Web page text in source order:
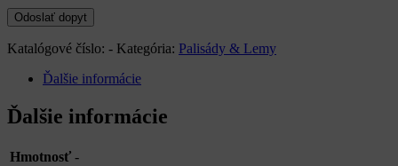
Katalógové číslo: - Kategória: Palisády & Lemy
Ďalšie informácie
Ďalšie informácie
Hmotnosť -